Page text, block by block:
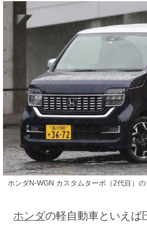
ホンダN-WGN カスタムターボ（2代目）
ホンダの軽自動車といえば